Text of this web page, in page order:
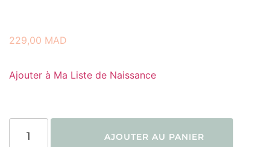
229,00 MAD
Ajouter à Ma Liste de Naissance
AJOUTER AU PANIER